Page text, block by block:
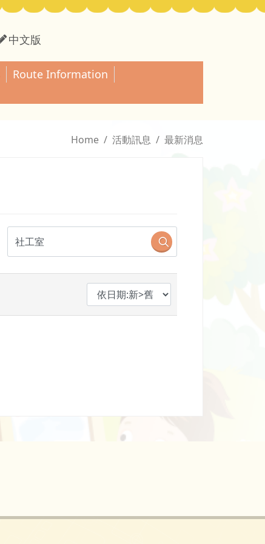
中文版
Route Information
Home 活動訊息 最新消息